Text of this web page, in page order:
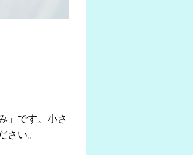
」です。小さ
い。